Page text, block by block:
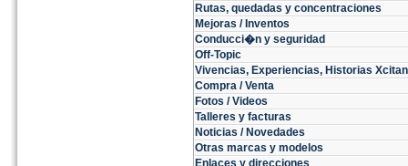
Rutas, quedadas y concentraciones
Mejoras / Inventos
Conducci�n y seguridad
Off-Topic
Vivencias, Experiencias, Historias
Compra / Venta
Fotos / Videos
Talleres y facturas
Noticias / Novedades
Otras marcas y modelos
Enlaces y direcciones